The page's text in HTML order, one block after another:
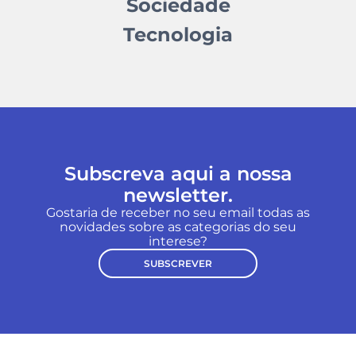
Sociedade
Tecnologia
Subscreva aqui a nossa
newsletter.
Gostaria de receber no seu email todas as
novidades sobre as categorias do seu
interese?
SUBSCREVER